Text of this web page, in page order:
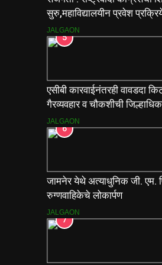
सुरु,महाविद्यालयीन प्रवेश
मागणी
JALGAON
5
एसीबी कारवाईनंतरही वावडदा
गैरव्यवहार व चौकशीची
JALGAON
6
जामनेर येथे अत्याधुनिक जी. एम.
रुग्णवाहिकेचे लोकार्पण
JALGAON
7